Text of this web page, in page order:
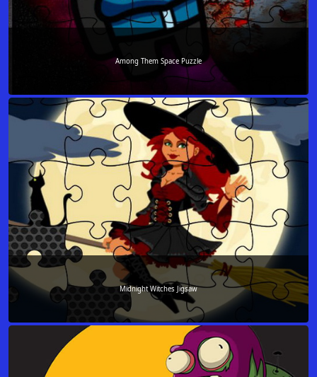
Among Them Space Puzzle
Midnight Witches Jigsaw